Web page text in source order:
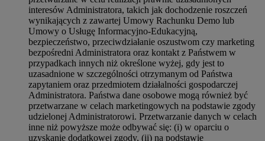
interesów Administratora, takich jak dochodzenie roszczeń
wynikających z zawartej Umowy Rachunku Demo lub
Umowy o Usługę Informacyjno-Edukacyjną,
bezpieczeństwo, przeciwdziałanie oszustwom czy marketing
bezpośredni Administratora oraz kontakt z Państwem w
przypadkach innych niż określone wyżej, gdy jest to
uzasadnione w szczególności otrzymanym od Państwa
zapytaniem oraz przedmiotem działalności gospodarczej
Administratora. Państwa dane osobowe mogą również być
przetwarzane w celach marketingowych na podstawie zgody
udzielonej Administratorowi. Przetwarzanie danych w celach
inne niż powyższe może odbywać się: (i) w oparciu o
uzyskanie dodatkowej zgody, (ii) na podstawie